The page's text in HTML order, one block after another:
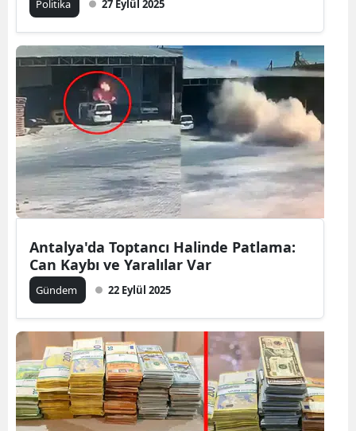
Politika 27 Eylül 2025
Antalya'da Toptancı Halinde Patlama:
Can Kaybı ve Yaralılar Var
Gündem 22 Eylül 2025